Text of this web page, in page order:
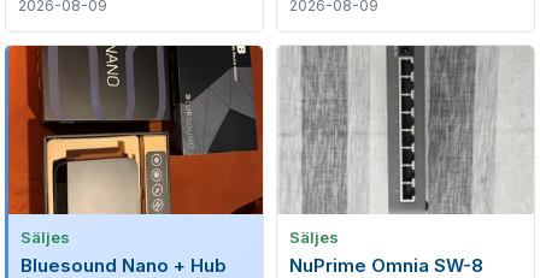
2026-08-09 2026-08-09
Säljes
Bluesound Nano + Hub
Säljes
NuPrime Omnia SW-8